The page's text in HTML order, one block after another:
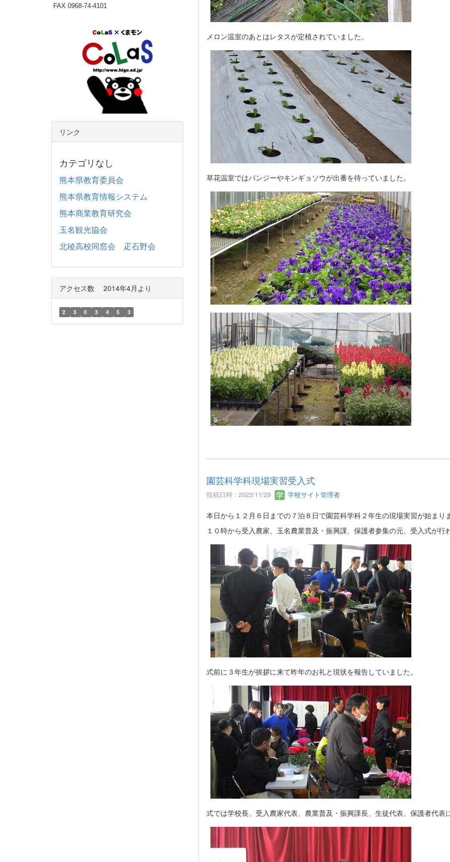
メロン温室のあとはレタスが定植されていました。
草花温室ではパンジーやキンギョソウが出番を待っていました。
園芸科学科現場実習受入式
投稿日時 : 2023/11/29 学校サイト管理者
本日から１２月６日までの７泊８日で園芸科学科２年生の現場実習が始まり
１０時から受入農家、玉名農業普及・振興課、保護者参集の元、受入式が行
式前に３年生が挨拶に来て昨年のお礼と現状を報告していました。
式では学校長、受入農家代表、農業普及・振興課長、生徒代表、保護者代表
FAX 0968-74-4101
リンク
カテゴリなし
熊本県教育委員会
熊本県教育情報システム
熊本商業教育研究会
玉名観光協会
北稜高校同窓会 疋石野会
アクセス数 2014年4月より
2 3 0 3 4 5 3